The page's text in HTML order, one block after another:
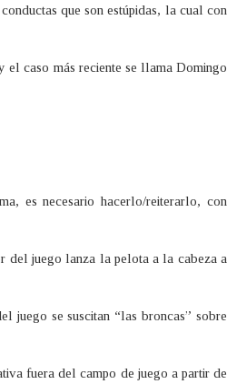
que son estúpidas, la cual con
el caso más reciente se llama Domingo
es necesario hacerlo/reiterarlo, con
del juego lanza la pelota a la cabeza a
juego se suscitan “las broncas” sobre
fuera del campo de juego a partir de